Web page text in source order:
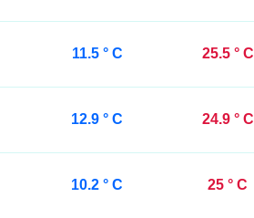
11.5 ° C 25.5 ° C
12.9 ° C 24.9 ° C
10.2 ° C 25 ° C